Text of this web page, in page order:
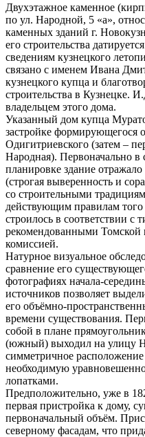
Двухэтажное каменное
по ул. Народной, 5 «а»,
каменных зданий г.
его строительства
сведениям кузнецкого
связано с именем Ивана
кузнецкого купца и
строительства в Кузнецке.
владельцем этого дома.
Указанный дом купца
застройке формирующегося
Одигитриевского (затем –
Народная). Первоначально в
планировке здание
(строгая выверенность и
со строительными
действующим правилам
строилось в соответствии с
рекомендованными Томской
комиссией.
Натурное визуальное
сравнение его
фотографиях начала-
источников позволяет
его объёмно-
времени существования.
собой в плане
(южный) выходил на улицу
симметричное
необходимую
лопатками.
Предположительно, уже в
первая пристройка к дому,
первоначальный объём.
северному фасадам, что